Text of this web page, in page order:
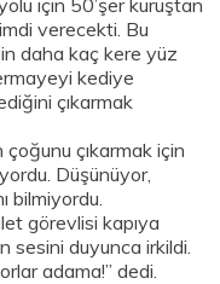
için 50’şer kuruştan
verecekti. Bu
daha kaç kere yüz
kediye
çıkarmak
çıkarmak için
Düşünüyor,
bilmiyordu.
görevlisi kapıya
sesini duyunca irkildi.
adama!” dedi.